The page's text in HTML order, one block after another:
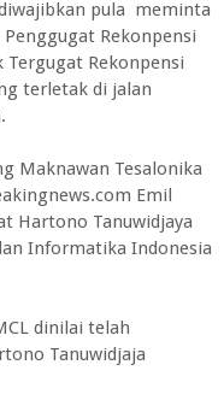
pula meminta
Rekonpensi
Rekonpensi
terletak di jalan
Maknawan Tesalonika
Emil
Hartono Tanuwidjaya
Informatika Indonesia
dinilai telah
Tanuwidjaja